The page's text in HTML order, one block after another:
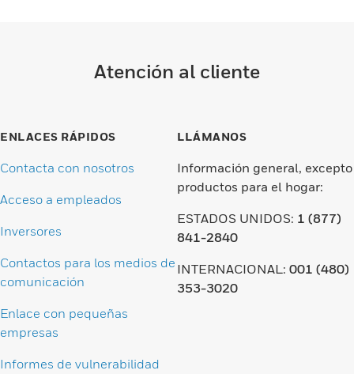
Atención al cliente
ENLACES RÁPIDOS
Contacta con nosotros
Acceso a empleados
Inversores
Contactos para los medios de
comunicación
Enlace con pequeñas
empresas
Informes de vulnerabilidad
LLÁMANOS
Información general, excepto
productos para el hogar:
ESTADOS UNIDOS: 1 (877)
841-2840
INTERNACIONAL: 001 (480)
353-3020